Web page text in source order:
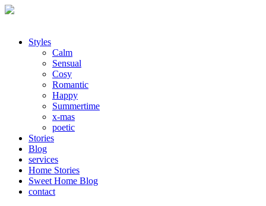
Styles
Calm
Sensual
Cosy
Romantic
Happy
Summertime
x-mas
poetic
Stories
Blog
services
Home Stories
Sweet Home Blog
contact